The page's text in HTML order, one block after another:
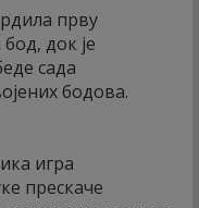
прву
док је
сада
бодова.
игра
прескаче